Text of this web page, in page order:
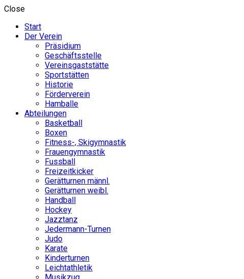
Close
Start
Der Verein
Präsidium
Geschäftsstelle
Vereinsgaststätte
Sportstätten
Historie
Förderverein
Hamballe
Abteilungen
Basketball
Boxen
Fitness-, Skigymnastik
Frauengymnastik
Fussball
Freizeitkicker
Gerätturnen männl.
Gerätturnen weibl.
Handball
Hockey
Jazztanz
Jedermann-Turnen
Judo
Karate
Kinderturnen
Leichtathletik